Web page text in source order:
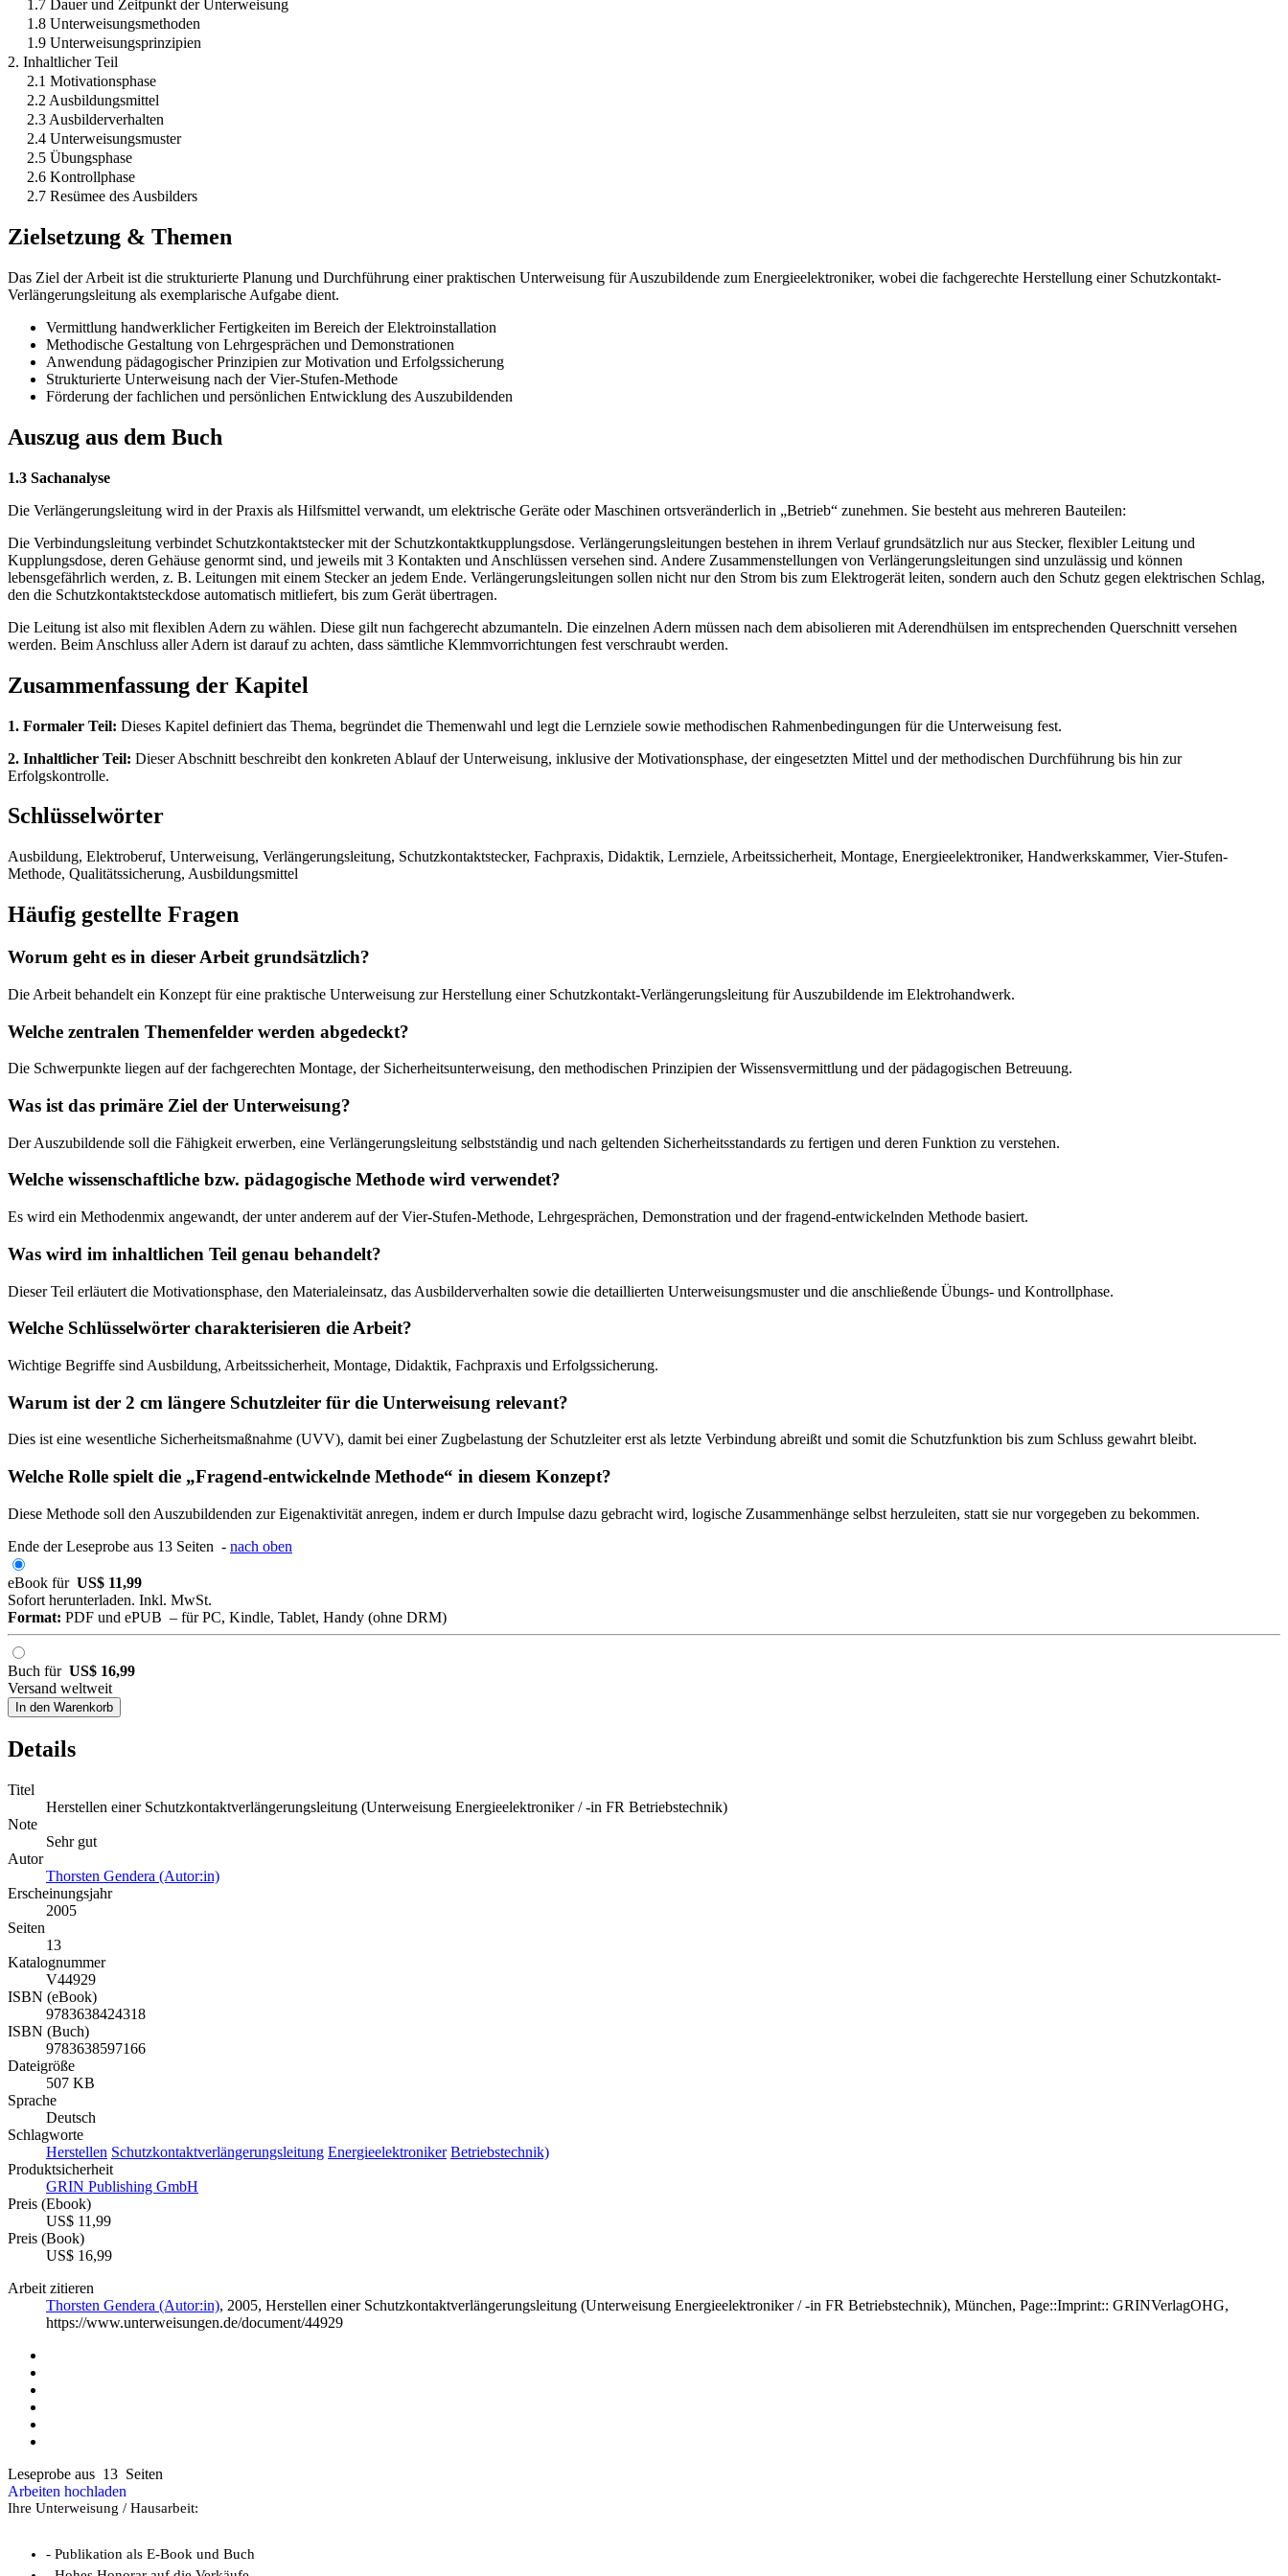
1.7 Dauer und Zeitpunkt der Unterweisung
1.8 Unterweisungsmethoden
1.9 Unterweisungsprinzipien
2. Inhaltlicher Teil
2.1 Motivationsphase
2.2 Ausbildungsmittel
2.3 Ausbilderverhalten
2.4 Unterweisungsmuster
2.5 Übungsphase
2.6 Kontrollphase
2.7 Resümee des Ausbilders
Zielsetzung & Themen
Das Ziel der Arbeit ist die strukturierte Planung und Durchführung einer praktischen Unterweisung für Auszubildende zum Energieelektroniker, wobei die fachgerechte Herstellung einer Schutzkontakt-
Verlängerungsleitung als exemplarische Aufgabe dient.
Vermittlung handwerklicher Fertigkeiten im Bereich der Elektroinstallation
Methodische Gestaltung von Lehrgesprächen und Demonstrationen
Anwendung pädagogischer Prinzipien zur Motivation und Erfolgssicherung
Strukturierte Unterweisung nach der Vier-Stufen-Methode
Förderung der fachlichen und persönlichen Entwicklung des Auszubildenden
Auszug aus dem Buch
1.3 Sachanalyse
Die Verlängerungsleitung wird in der Praxis als Hilfsmittel verwandt, um elektrische Geräte oder Maschinen ortsveränderlich in „Betrieb“ zunehmen. Sie besteht aus mehreren Bauteilen:
Die Verbindungsleitung verbindet Schutzkontaktstecker mit der Schutzkontaktkupplungsdose. Verlängerungsleitungen bestehen in ihrem Verlauf grundsätzlich nur aus Stecker, flexibler Leitung und
Kupplungsdose, deren Gehäuse genormt sind, und jeweils mit 3 Kontakten und Anschlüssen versehen sind. Andere Zusammenstellungen von Verlängerungsleitungen sind unzulässig und können
lebensgefährlich werden, z. B. Leitungen mit einem Stecker an jedem Ende. Verlängerungsleitungen sollen nicht nur den Strom bis zum Elektrogerät leiten, sondern auch den Schutz gegen elektrischen Schlag,
den die Schutzkontaktsteckdose automatisch mitliefert, bis zum Gerät übertragen.
Die Leitung ist also mit flexiblen Adern zu wählen. Diese gilt nun fachgerecht abzumanteln. Die einzelnen Adern müssen nach dem abisolieren mit Aderendhülsen im entsprechenden Querschnitt versehen
werden. Beim Anschluss aller Adern ist darauf zu achten, dass sämtliche Klemmvorrichtungen fest verschraubt werden.
Zusammenfassung der Kapitel
1. Formaler Teil: Dieses Kapitel definiert das Thema, begründet die Themenwahl und legt die Lernziele sowie methodischen Rahmenbedingungen für die Unterweisung fest.
2. Inhaltlicher Teil: Dieser Abschnitt beschreibt den konkreten Ablauf der Unterweisung, inklusive der Motivationsphase, der eingesetzten Mittel und der methodischen Durchführung bis hin zur
Erfolgskontrolle.
Schlüsselwörter
Ausbildung, Elektroberuf, Unterweisung, Verlängerungsleitung, Schutzkontaktstecker, Fachpraxis, Didaktik, Lernziele, Arbeitssicherheit, Montage, Energieelektroniker, Handwerkskammer, Vier-Stufen-
Methode, Qualitätssicherung, Ausbildungsmittel
Häufig gestellte Fragen
Worum geht es in dieser Arbeit grundsätzlich?
Die Arbeit behandelt ein Konzept für eine praktische Unterweisung zur Herstellung einer Schutzkontakt-Verlängerungsleitung für Auszubildende im Elektrohandwerk.
Welche zentralen Themenfelder werden abgedeckt?
Die Schwerpunkte liegen auf der fachgerechten Montage, der Sicherheitsunterweisung, den methodischen Prinzipien der Wissensvermittlung und der pädagogischen Betreuung.
Was ist das primäre Ziel der Unterweisung?
Der Auszubildende soll die Fähigkeit erwerben, eine Verlängerungsleitung selbstständig und nach geltenden Sicherheitsstandards zu fertigen und deren Funktion zu verstehen.
Welche wissenschaftliche bzw. pädagogische Methode wird verwendet?
Es wird ein Methodenmix angewandt, der unter anderem auf der Vier-Stufen-Methode, Lehrgesprächen, Demonstration und der fragend-entwickelnden Methode basiert.
Was wird im inhaltlichen Teil genau behandelt?
Dieser Teil erläutert die Motivationsphase, den Materialeinsatz, das Ausbilderverhalten sowie die detaillierten Unterweisungsmuster und die anschließende Übungs- und Kontrollphase.
Welche Schlüsselwörter charakterisieren die Arbeit?
Wichtige Begriffe sind Ausbildung, Arbeitssicherheit, Montage, Didaktik, Fachpraxis und Erfolgssicherung.
Warum ist der 2 cm längere Schutzleiter für die Unterweisung relevant?
Dies ist eine wesentliche Sicherheitsmaßnahme (UVV), damit bei einer Zugbelastung der Schutzleiter erst als letzte Verbindung abreißt und somit die Schutzfunktion bis zum Schluss gewahrt bleibt.
Welche Rolle spielt die „Fragend-entwickelnde Methode“ in diesem Konzept?
Diese Methode soll den Auszubildenden zur Eigenaktivität anregen, indem er durch Impulse dazu gebracht wird, logische Zusammenhänge selbst herzuleiten, statt sie nur vorgegeben zu bekommen.
Ende der Leseprobe aus 13 Seiten - nach oben
eBook für US$ 11,99
Sofort herunterladen. Inkl. MwSt.
Format: PDF und ePUB – für PC, Kindle, Tablet, Handy (ohne DRM)
Buch für US$ 16,99
Versand weltweit
In den Warenkorb
Details
Titel
Herstellen einer Schutzkontaktverlängerungsleitung (Unterweisung Energieelektroniker / -in FR Betriebstechnik)
Note
Sehr gut
Autor
Thorsten Gendera (Autor:in)
Erscheinungsjahr
2005
Seiten
13
Katalognummer
V44929
ISBN (eBook)
9783638424318
ISBN (Buch)
9783638597166
Dateigröße
507 KB
Sprache
Deutsch
Schlagworte
Herstellen Schutzkontaktverlängerungsleitung Energieelektroniker Betriebstechnik)
Produktsicherheit
GRIN Publishing GmbH
Preis (Ebook)
US$ 11,99
Preis (Book)
US$ 16,99
Arbeit zitieren
Thorsten Gendera (Autor:in), 2005, Herstellen einer Schutzkontaktverlängerungsleitung (Unterweisung Energieelektroniker / -in FR Betriebstechnik), München, Page::Imprint:: GRINVerlagOHG,
https://www.unterweisungen.de/document/44929
Leseprobe aus 13 Seiten
Arbeiten hochladen
Ihre Unterweisung / Hausarbeit:
- Publikation als E-Book und Buch